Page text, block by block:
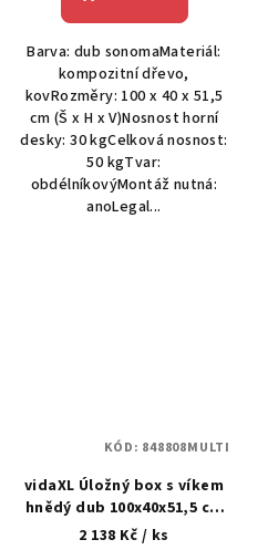
Barva: dub sonomaMateriál:
kompozitní dřevo,
kovRozměry: 100 x 40 x 51,5
cm (Š x H x V)Nosnost horní
desky: 30 kgCelková nosnost:
50 kgTvar:
obdélníkovýMontáž nutná:
anoLegal...
vidaXL Úložný box s víkem
hnědý dub 100x40x51,5 cm
kompozitní dřevo
2 138 Kč / ks
KÓD: 848808MULTI